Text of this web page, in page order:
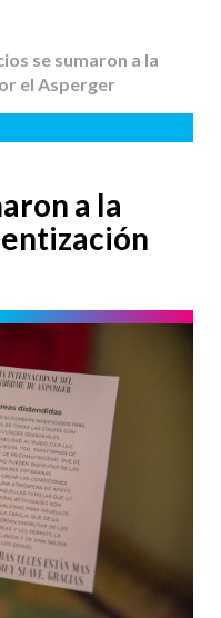
se sumaron a la
el Asperger
a la